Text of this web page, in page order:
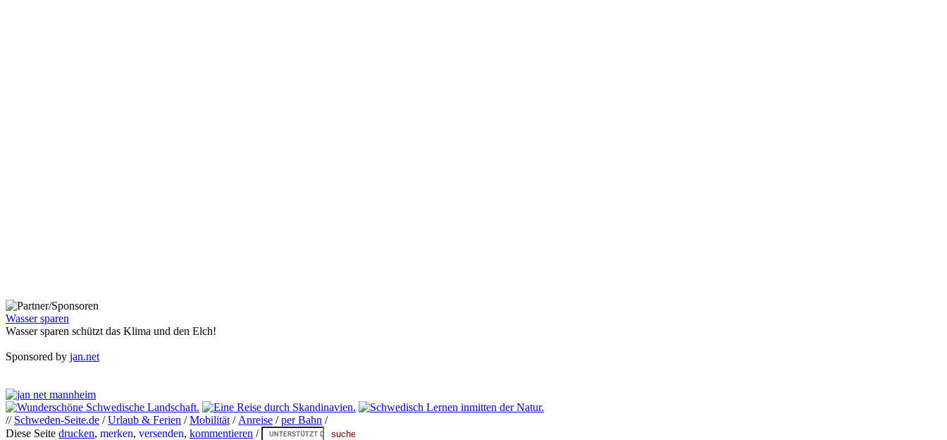
Wasser sparen
Wasser sparen schützt das Klima und den Elch!
Sponsored by jan.net
// Schweden-Seite.de /Urlaub & Ferien /Mobilität / Anreise /per Bahn /
Diese Seite drucken, merken, versenden, kommentieren /